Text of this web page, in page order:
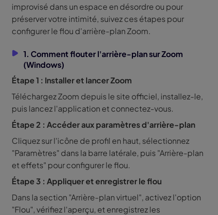
improvisé dans un espace en désordre ou pour
préserver votre intimité, suivez ces étapes pour
configurer le flou d'arrière-plan Zoom.
1. Comment flouter l'arrière-plan sur Zoom
(Windows)
Étape 1 : Installer et lancer Zoom
Téléchargez Zoom depuis le site officiel, installez-le,
puis lancez l'application et connectez-vous.
Étape 2 : Accéder aux paramètres d'arrière-plan
Cliquez sur l'icône de profil en haut, sélectionnez
"Paramètres" dans la barre latérale, puis "Arrière-plan
et effets" pour configurer le flou.
Étape 3 : Appliquer et enregistrer le flou
Dans la section "Arrière-plan virtuel", activez l'option
"Flou", vérifiez l'aperçu, et enregistrez les